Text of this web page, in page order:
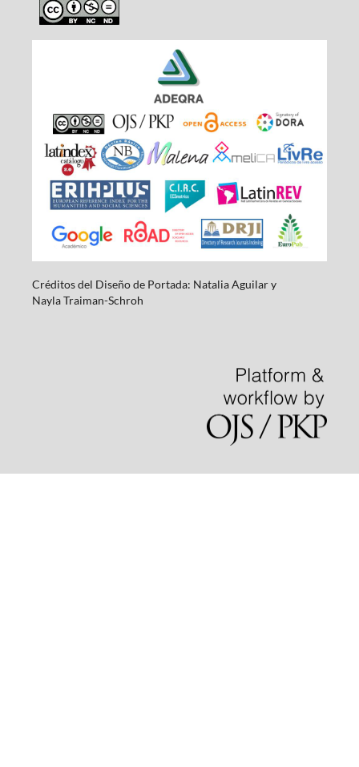
Créditos del Diseño de Portada: Natalia Aguilar y
NaylaTraiman-Schroh